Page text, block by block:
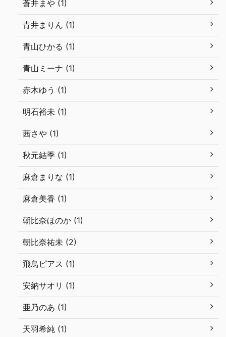
蒼井まや (1)
青井まりん (1)
青山ひかる (1)
青山ミーナ (1)
赤木ゆう (1)
明石裕未 (1)
茜さや (1)
秋元結季 (1)
麻倉まりな (1)
麻倉美香 (1)
朝比奈ほのか (1)
朝比奈祐未 (2)
飛鳥ピアス (1)
安納サオリ (1)
亜乃のあ (1)
天羽希純 (1)